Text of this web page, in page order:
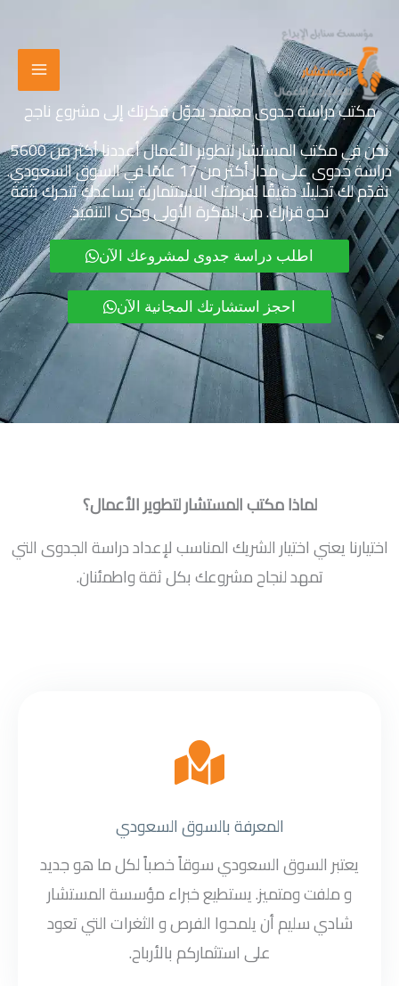
المحتوى
مكتب دراسة جدوى معتمد يحوّل فكرتك إلى مشروع ناجح
نحن في مكتب المستشار لتطوير الأعمال أعددنا أكثر من 5600
دراسة جدوى على مدار أكثر من 17 عامًا في السوق السعودي.
نقدّم لك تحليلًا دقيقًا لفرصتك الاستثمارية يساعدك تتحرك بثقة
نحو قرارك. من الفكرة الأولى وحتى التنفيذ.
اطلب دراسة جدوى لمشروعك الآن
احجز استشارتك المجانية الآن
لماذا مكتب المستشار لتطوير الأعمال؟
اختيارنا يعني اختيار الشريك المناسب لإعداد دراسة الجدوى التي
تمهد لنجاح مشروعك بكل ثقة واطمئنان.
المعرفة بالسوق السعودي
يعتبر السوق السعودي سوقاً خصباً لكل ما هو جديد
و ملفت ومتميز. يستطيع خبراء مؤسسة المستشار
شادي سليم أن يلمحوا الفرص و الثغرات التي تعود
على استثماركم بالأرباح.